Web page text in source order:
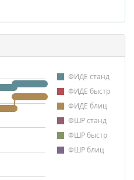
ФИДЕ станд
ФИДЕ быстр
ФИДЕ блиц
ФШР станд
ФШР быстр
ФШР блиц